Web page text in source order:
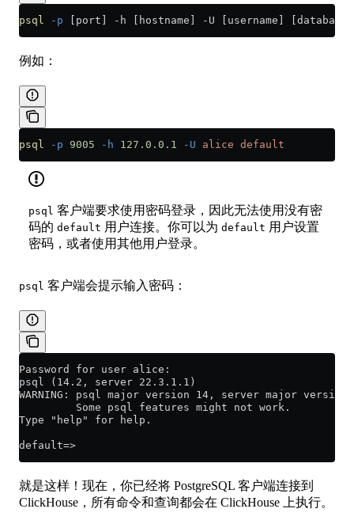
psql -p [port] -h [hostname] -U [username]
例如：
psql -p 9005 -h 127.0.0.1 -U alice default
psql 客户端要求使用密码登录，因此无法使用没有密
码的 default 用户连接。你可以为 default 用户设置
密码，或者使用其他用户登录。
psql 客户端会提示输入密码：
Password for user alice:
psql (14.2, server 22.3.1.1)
WARNING: psql major version 14, server major version
         Some psql features might not work.
Type "help" for help.
default=>
就是这样！现在，你已经将 PostgreSQL 客户端连接到
ClickHouse，所有命令和查询都会在 ClickHouse 上执行。